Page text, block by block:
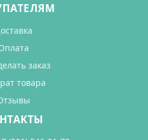
заказ
товара